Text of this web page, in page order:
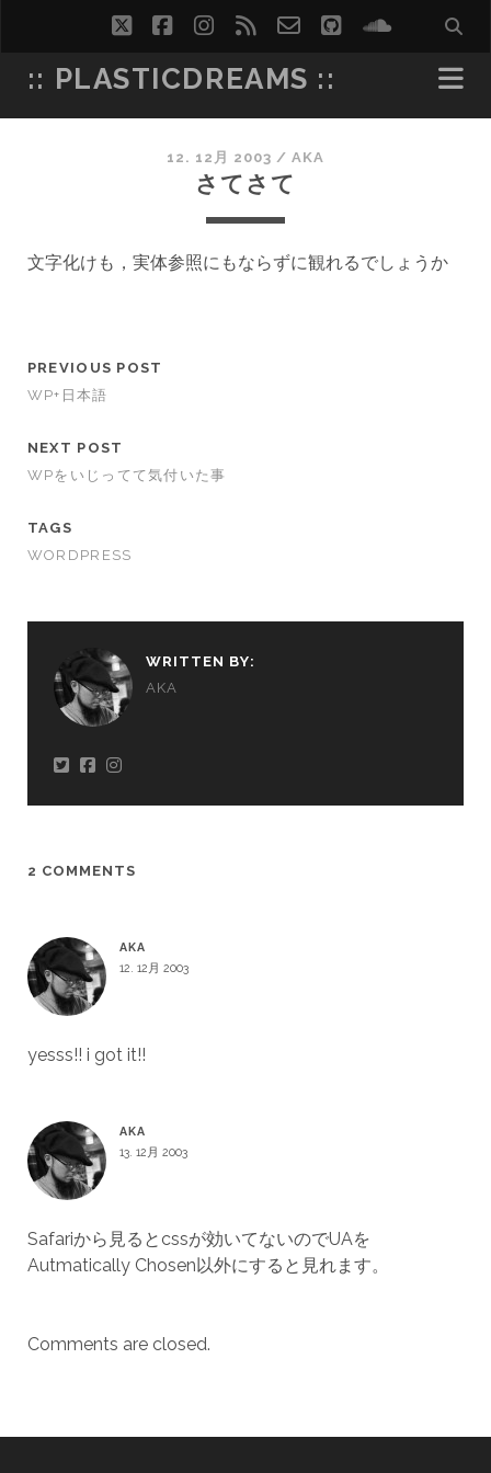
twitterfacebookinstagram
rss email-
form
github
:: PLASTICDREAMS ::
12. 12月 2003 /AKA
さてさて
文字化けも，実体参照にもならずに観れるでしょうか
PREVIOUS POST
WP+日本語
NEXT POST
WPをいじってて気付いた事
TAGS
WORDPRESS
WRITTEN BY:
AKA
2 COMMENTS
AKA
12. 12月 2003
yesss!! i got it!!
AKA
13. 12月 2003
Safariから見るとcssが効いてないのでUAを
Autmatically Chosen以外にすると見れます。
Comments are closed.